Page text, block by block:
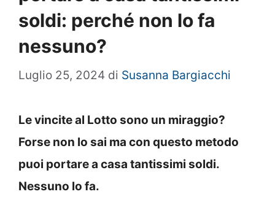
soldi: perché non lo fa
nessuno?
Luglio 25, 2024 di Susanna Bargiacchi
Le vincite al Lotto sono un miraggio?
Forse non lo sai ma con questo metodo
puoi portare a casa tantissimi soldi.
Nessuno lo fa.